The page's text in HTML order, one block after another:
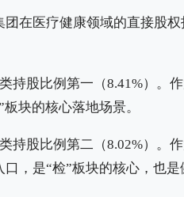
在医疗健康领域的直接股
持股比例第一（8.41%）。
块的核心落地场景。
持股比例第二（8.02%）。
，是“检”板块的核心，也是